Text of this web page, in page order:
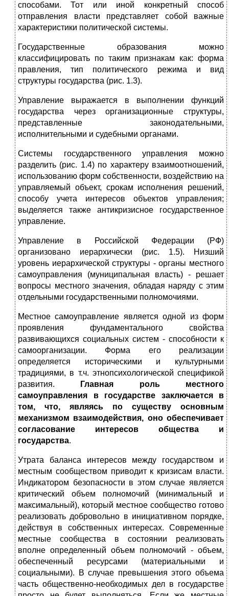
способами. Тот или иной конкретный способ
отправления власти представляет собой важные
характеристики политической системы.
Государственные образования можно
классифицировать по таким признакам как: форма
правления, тип политического режима и вид
структуры государства (рис. 1.3).
Управление выражается в выполнении функций
государства через организационные структуры,
представленные законодательными,
исполнительными и судебными органами.
Системы государственного управления можно
разделить (рис. 1.4) по характеру взаимоотношений,
использованию форм собственности, воздействию на
управляемый объект, срокам исполнения решений,
способу учета интересов объектов управления;
выделяется также антикризисное государственное
управление.
Управление в Российской Федерации (РФ)
организовано иерархически (рис. 1.5). Низший
уровень иерархической структуры - органы местного
самоуправления (муниципальная власть) - решает
вопросы местного значения, обладая наряду с этим
отдельными государственными полномочиями.
Местное самоуправление является одной из форм
проявления фундаментального свойства
развивающихся социальных систем - способности к
самоорганизации. Форма его реализации
определяется историческими и культурными
традициями, в т.ч. этнопсихологической спецификой
развития.
Главная роль местного
самоуправления в государстве заключается в
том, что, являясь по существу основным
механизмом взаимодействия, оно обеспечивает
согласование интересов общества и
государства.
Утрата баланса интересов между государством и
местным сообществом приводит к кризисам власти.
Индикатором безопасности в этом случае является
критический объем полномочий (минимальный и
максимальный), который местное сообщество готово
реализовать добровольно в инициативном порядке,
действуя в собственных интересах. Современные
местные сообщества в состоянии реализовать
вполне определенный объем полномочий - объем,
обеспеченный ресурсами (материальными и
социальными). В случае превышения этого объема
часть общественно-необходимых дел в государстве